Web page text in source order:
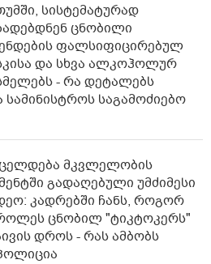
სისტემატურად
ცნობილი
ფალსიფიცირებულ
და სხვა ალკოჰოლურ
- რა დეტალებს
სამინისტროს საგამოძიებო
მკვლელობის
გადაღებული უმძიმესი
კადრებში ჩანს, როგორ
ცნობილ "ტიკტოკერს"
დროს - რას ამბობს